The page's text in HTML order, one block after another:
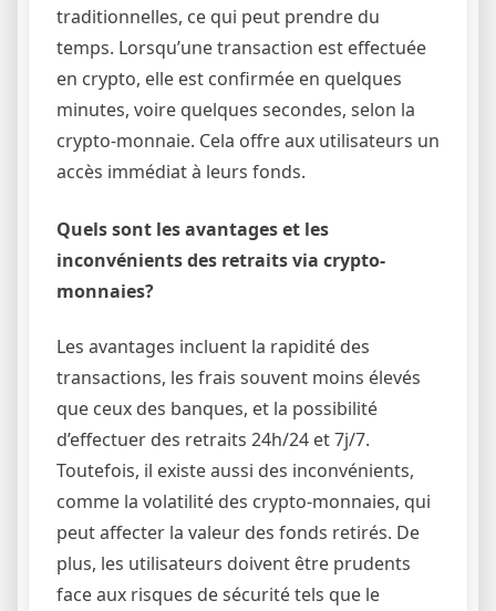
traditionnelles, ce qui peut prendre du
temps. Lorsqu’une transaction est effectuée
en crypto, elle est confirmée en quelques
minutes, voire quelques secondes, selon la
crypto-monnaie. Cela offre aux utilisateurs un
accès immédiat à leurs fonds.
Quels sont les avantages et les
inconvénients des retraits via crypto-
monnaies?
Les avantages incluent la rapidité des
transactions, les frais souvent moins élevés
que ceux des banques, et la possibilité
d’effectuer des retraits 24h/24 et 7j/7.
Toutefois, il existe aussi des inconvénients,
comme la volatilité des crypto-monnaies, qui
peut affecter la valeur des fonds retirés. De
plus, les utilisateurs doivent être prudents
face aux risques de sécurité tels que le